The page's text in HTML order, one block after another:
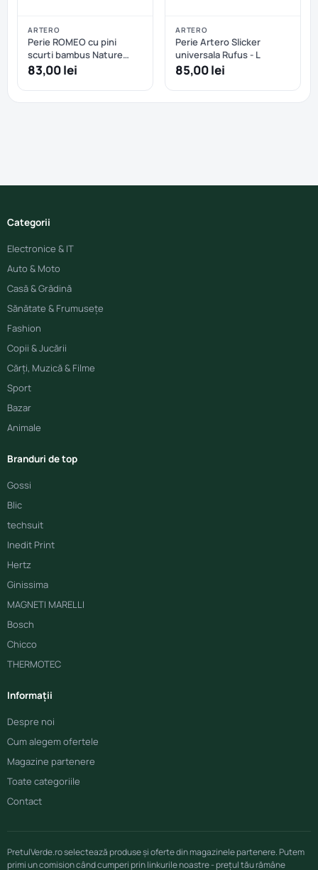
ARTERO
Perie ROMEO cu pini
scurti bambus Nature
Collection ARTERO - L
83,00 lei
ARTERO
Perie Artero Slicker
universala Rufus - L
85,00 lei
Categorii
Electronice & IT
Auto & Moto
Casă & Grădină
Sănătate & Frumusețe
Fashion
Copii & Jucării
Cărți, Muzică & Filme
Sport
Bazar
Animale
Branduri de top
Gossi
Blic
techsuit
Inedit Print
Hertz
Ginissima
MAGNETI MARELLI
Bosch
Chicco
THERMOTEC
Informații
Despre noi
Cum alegem ofertele
Magazine partenere
Toate categoriile
Contact
PretulVerde.ro selectează produse și oferte din magazinele partenere. Putem
primi un comision când cumperi prin linkurile noastre - prețul tău rămâne